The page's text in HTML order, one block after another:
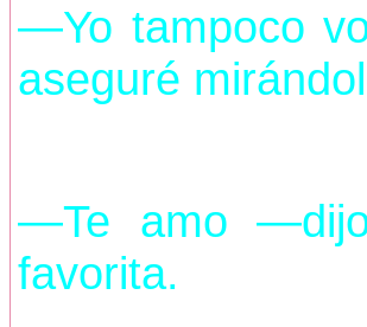
—Yo tampoco
aseguré
—Te amo —dijo
favorita.